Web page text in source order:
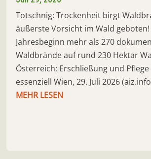
Totschnig: Trockenheit birgt
äußerste Vorsicht im Wald geboten!
Jahresbeginn mehr als 270
Waldbrände auf rund 230 Hektar
Österreich; Erschließung und
essenziell Wien, 29. Juli 2026
MEHR LESEN